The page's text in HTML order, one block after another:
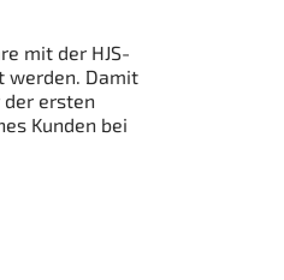
mit der HJS-
werden. Damit
ersten
Kunden bei